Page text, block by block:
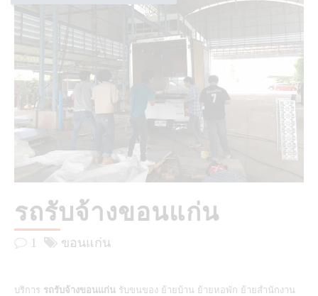
รถรับจ้างขอนแก่น
1 ขอนแก่น
บริการ รถรับจ้างขอนแก่น รับขนของ ย้ายบ้าน ย้ายหอพัก ย้ายสำนักงาน